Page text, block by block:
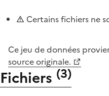
Certains fichiers ne
Ce jeu de données
source originale.
Fichiers (3)